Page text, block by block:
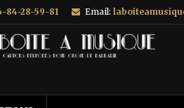
84-28-59-81 Email: